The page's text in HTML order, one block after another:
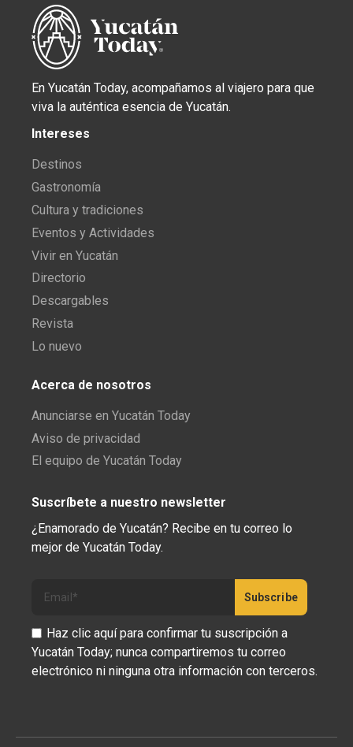
En Yucatán Today, acompañamos al viajero para que
viva la auténtica esencia de Yucatán.
Intereses
Destinos
Gastronomía
Cultura y tradiciones
Eventos y Actividades
Vivir en Yucatán
Directorio
Descargables
Revista
Lo nuevo
Acerca de nosotros
Anunciarse en Yucatán Today
Aviso de privacidad
El equipo de Yucatán Today
Suscríbete a nuestro newsletter
¿Enamorado de Yucatán? Recibe en tu correo lo
mejor de Yucatán Today.
Haz clic aquí para confirmar tu suscripción a
Yucatán Today; nunca compartiremos tu correo
electrónico ni ninguna otra información con terceros.